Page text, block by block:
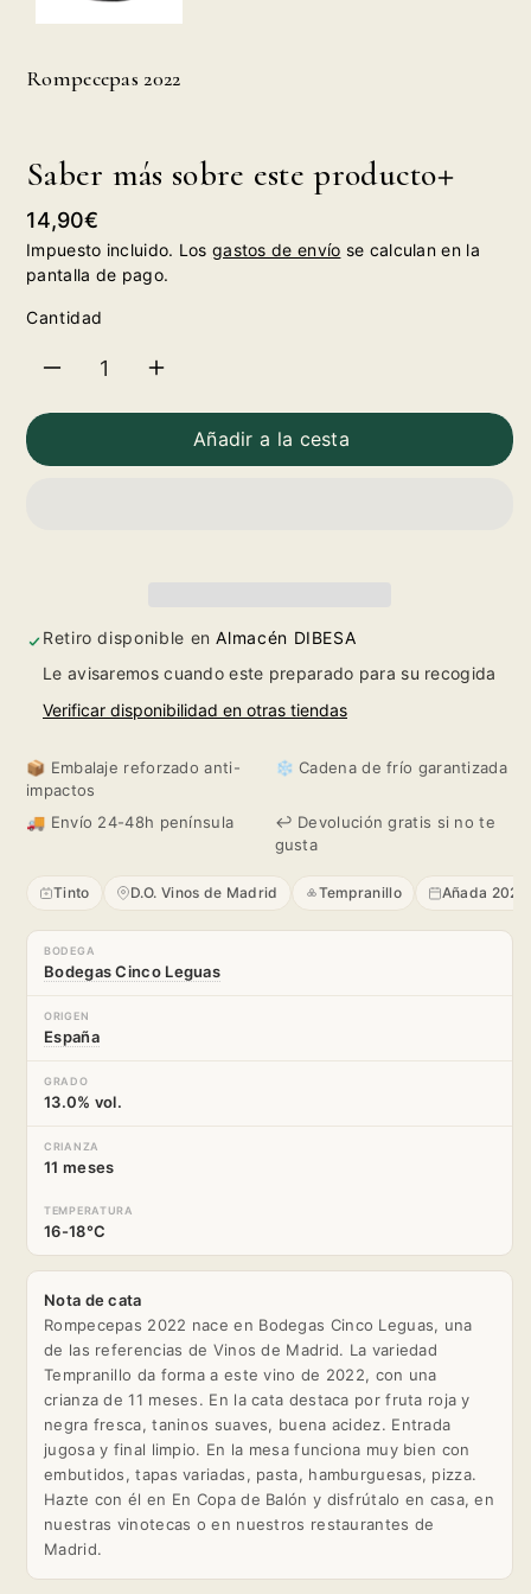
Rompecepas 2022
Saber más sobre este producto
Precio
habitual
14,90€
Impuesto incluido. Los gastos de envío se calculan en la
pantalla de pago.
Cantidad
cantidad
Añadir a la cesta
Retiro disponible enAlmacén DIBESA
Le avisaremos cuando este preparado para su recogida
Verificar disponibilidad en otras tiendas
📦 Embalaje reforzado anti-
impactos
❄️ Cadena de frío garantizada
🚚 Envío 24-48h península
↩️ Devolución gratis si no te
gusta
Tinto D.O. Vinos de Madrid Tempranillo Añada 2022
BODEGA
Bodegas Cinco Leguas
ORIGEN
España
GRADO
13.0% vol.
CRIANZA
11 meses
TEMPERATURA
16-18°C
Nota de cata
Rompecepas 2022 nace en Bodegas Cinco Leguas, una
de las referencias de Vinos de Madrid. La variedad
Tempranillo da forma a este vino de 2022, con una
crianza de 11 meses. En la cata destaca por fruta roja y
negra fresca, taninos suaves, buena acidez. Entrada
jugosa y final limpio. En la mesa funciona muy bien con
embutidos, tapas variadas, pasta, hamburguesas, pizza.
Hazte con él en En Copa de Balón y disfrútalo en casa, en
nuestras vinotecas o en nuestros restaurantes de
Madrid.